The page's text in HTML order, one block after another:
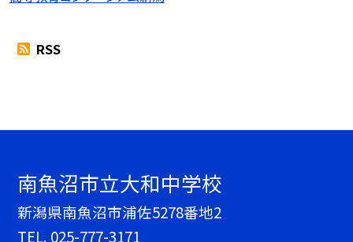
RSS
南魚沼市立大和中学校
新潟県南魚沼市浦佐5278番地2
TEL. 025-777-3171